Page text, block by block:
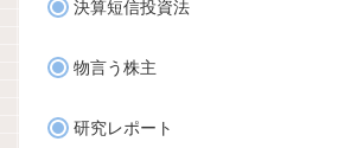
決算短信投資法
物言う株主
研究レポート